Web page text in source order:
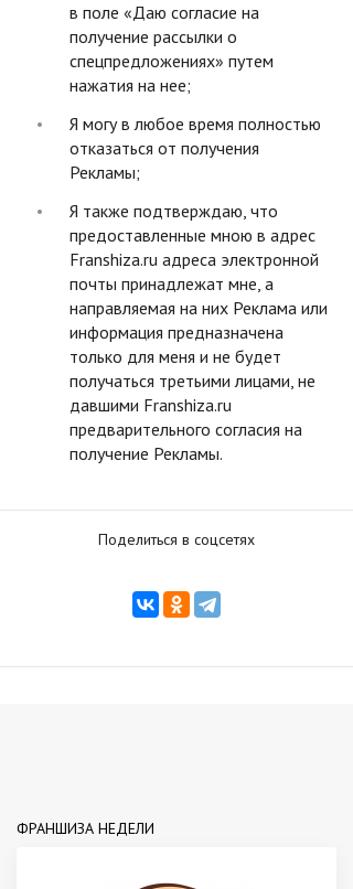
в поле «Даю согласие на
получение рассылки о
спецпредложениях» путем
нажатия на нее;
Я могу в любое время полностью
отказаться от получения
Рекламы;
Я также подтверждаю, что
предоставленные мною в адрес
Franshiza.ru адреса электронной
почты принадлежат мне, а
направляемая на них Реклама или
информация предназначена
только для меня и не будет
получаться третьими лицами, не
давшими Franshiza.ru
предварительного согласия на
получение Рекламы.
Поделиться в соцсетях
ФРАНШИЗА НЕДЕЛИ